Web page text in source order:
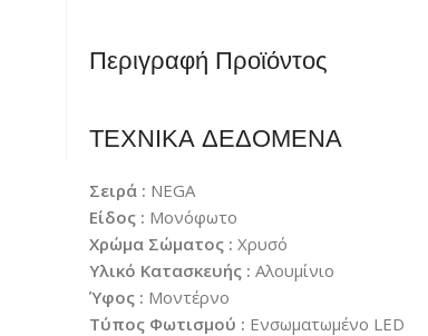
Περιγραφή Προϊόντος
ΤΕΧΝΙΚΑ ΔΕΔΟΜΕΝΑ
Σειρά : NEGA
Είδος : Μονόφωτο
Χρώμα Σώματος : Χρυσό
Υλικό Κατασκευής : Αλουμίνιο
Ύφος : Μοντέρνο
Τύπος Φωτισμού : Ενσωματωμένο LED